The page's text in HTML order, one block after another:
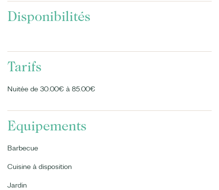
Disponibilités
Tarifs
Nuitée de 30.00€ à 85.00€
Equipements
Barbecue
Cuisine à disposition
Jardin